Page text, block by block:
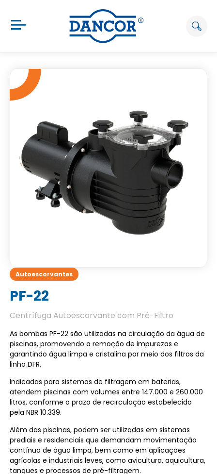
Autoescorvantes
PF-22
Centrífuga Autoescorvante com Pré-Filtro
As bombas PF-22 são utilizadas na circulação da água de
piscinas, promovendo a remoção de impurezas e
garantindo água limpa e cristalina por meio dos filtros da
linha DFR.
Indicadas para sistemas de filtragem em baterias,
atendem piscinas com volumes entre 147.000 e 260.000
litros, conforme o prazo de recirculação estabelecido
pela NBR 10.339.
Além das piscinas, podem ser utilizadas em sistemas
prediais e residenciais que demandam movimentação
contínua de água limpa, bem como em aplicações
agrícolas e industriais leves, como avicultura, aquicultura,
tanques e processos de pré-filtragem.